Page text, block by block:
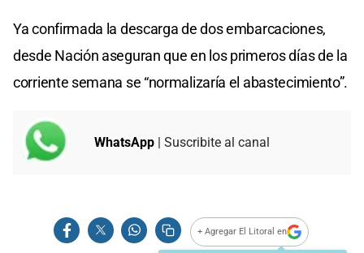
Ya confirmada la descarga de dos embarcaciones,
desde Nación aseguran que en los primeros días de la
corriente semana se “normalizaría el abastecimiento”.
WhatsApp | Suscribite al canal
+ Agregar El Litoral en